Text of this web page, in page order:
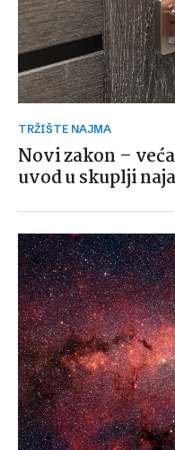
TRŽIŠTE NAJMA
Novi zakon –
uvod u skuplji